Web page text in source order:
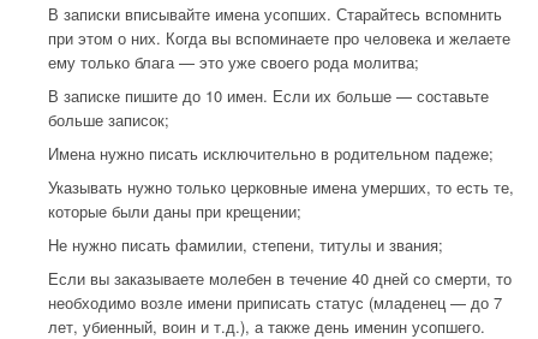
В записки вписывайте имена усопших. Старайтесь вспомнить
при этом о них. Когда вы вспоминаете про человека и желаете
ему только блага — это уже своего рода молитва;
В записке пишите до 10 имен. Если их больше — составьте
больше записок;
Имена нужно писать исключительно в родительном падеже;
Указывать нужно только церковные имена умерших, то есть те,
которые были даны при крещении;
Не нужно писать фамилии, степени, титулы и звания;
Если вы заказываете молебен в течение 40 дней со смерти, то
необходимо возле имени приписать статус (младенец — до 7
лет, убиенный, воин и т.д.), а также день именин усопшего.